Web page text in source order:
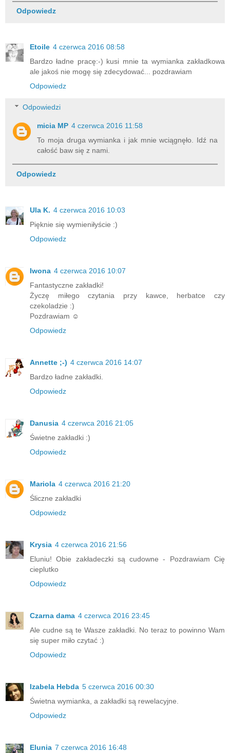
Odpowiedz
Etoile 4 czerwca 2016 08:58
Bardzo ładne pracę:-) kusi mnie ta wymianka zakładkowa
ale jakoś nie mogę się zdecydować... pozdrawiam
Odpowiedz
Odpowiedzi
micia MP 4 czerwca 2016 11:58
To moja druga wymianka i jak mnie wciągnęło. Idź na
całość baw się z nami.
Odpowiedz
Ula K. 4 czerwca 2016 10:03
Pięknie się wymieniłyście :)
Odpowiedz
Iwona 4 czerwca 2016 10:07
Fantastyczne zakładki!
Życzę miłego czytania przy kawce, herbatce czy
czekoladzie :)
Pozdrawiam ☺
Odpowiedz
Annette ;-) 4 czerwca 2016 14:07
Bardzo ładne zakładki.
Odpowiedz
Danusia 4 czerwca 2016 21:05
Świetne zakładki :)
Odpowiedz
Mariola 4 czerwca 2016 21:20
Śliczne zakładki
Odpowiedz
Krysia 4 czerwca 2016 21:56
Eluniu! Obie zakładeczki są cudowne - Pozdrawiam Cię
cieplutko
Odpowiedz
Czarna dama 4 czerwca 2016 23:45
Ale cudne są te Wasze zakładki. No teraz to powinno Wam
się super miło czytać :)
Odpowiedz
Izabela Hebda 5 czerwca 2016 00:30
Świetna wymianka, a zakładki są rewelacyjne.
Odpowiedz
Elunia 7 czerwca 2016 16:48